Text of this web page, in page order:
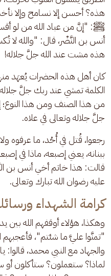
هذه؟ أحسن إلا نسامح وإلا نأخذ
ﷺ: "إنَّ من عباد الله من لو
أنس بن النَّضْر، قال: "والله لا
هذه مشت عند الله جلَّ جلاله!
كان أهل هذه الحضرات يُعهَد منهم
الكلمة تمشي عند ربك جلَّ
من هذا الصنف ومن هذا النوع؛
جلَّ جلاله وتعالى في علاه.
رجعوا، قُتل في أُحُد، ما عرفوه
ببنانه، يعني إصبعه، ماذا في
قالت: هذا خاتم أخي أنس بن
عليه رضوان الله تبارك وتعالى.
كرامة الشهداء
وهكذا، هؤلاء أوقفهم الله
"تمنَّوا عليَّ ما شئتم"، فأعجبهم
والجهاد مع النبي محمد، قالوا:
لماذا؟ ستعملون؟ ستأكلون أو